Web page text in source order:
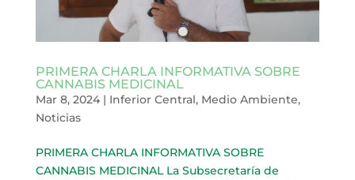
PRIMERA CHARLA INFORMATIVA SOBRE
CANNABIS MEDICINAL
Mar 8, 2024| Inferior Central, Medio Ambiente,
Noticias
PRIMERA CHARLA INFORMATIVA SOBRE
CANNABIS MEDICINAL La Subsecretaría de